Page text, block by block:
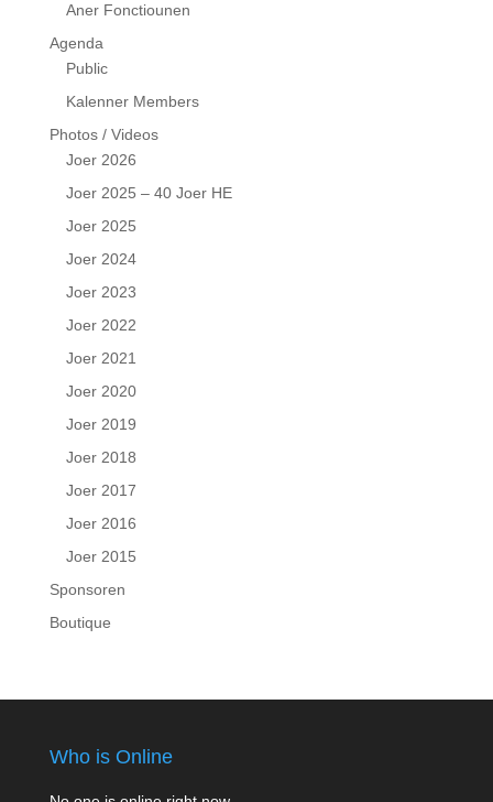
Aner Fonctiounen
Agenda
Public
Kalenner Members
Photos / Videos
Joer 2026
Joer 2025 – 40 Joer HE
Joer 2025
Joer 2024
Joer 2023
Joer 2022
Joer 2021
Joer 2020
Joer 2019
Joer 2018
Joer 2017
Joer 2016
Joer 2015
Sponsoren
Boutique
Who is Online